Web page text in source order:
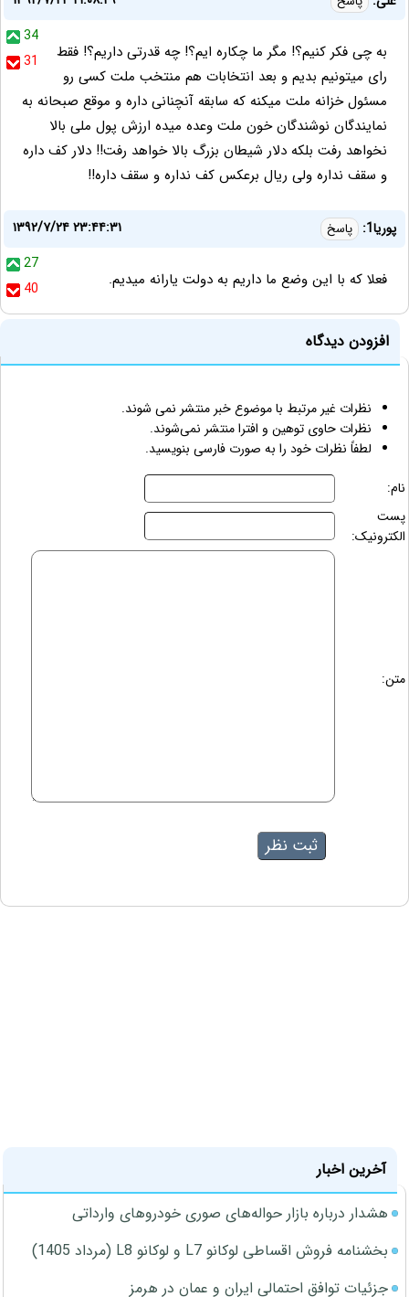
34
31
به چی فکر کنیم؟! مگر ما چکاره ایم؟! چه قدرتی داریم؟! فقط
رای میتونیم بدیم و بعد انتخابات هم منتخب ملت کسی رو
مسئول خزانه ملت میکنه که سابقه آنچنانی داره و موقع صبحانه به
نمایندگان نوشندگان خون ملت وعده میده ارزش پول ملی بالا
نخواهد رفت بلکه دلار شیطان بزرگ بالا خواهد رفت!! دلار کف داره
و سقف نداره ولی ریال برعکس کف نداره و سقف داره!!
پوریا1: پاسخ
۱۳۹۲/۷/۲۴ ۲۳:۴۴:۳۱
27
40
فعلا که با این وضع ما داریم به دولت یارانه میدیم.
افزودن دیدگاه
نظرات غیر مرتبط با موضوع خبر منتشر نمی شوند.
نظرات حاوی توهین و افترا منتشر نمی‌شوند.
لطفاً نظرات خود را به صورت فارسی بنویسید.
نام:
پست
الکترونیک:
متن:
آخرین اخبار
هشدار درباره بازار حواله‌های صوری خودروهای وارداتی
بخشنامه فروش اقساطی لوکانو L7 و لوکانو L8 (مرداد 1405)
جزئیات توافق احتمالی ایران و عمان در هرمز